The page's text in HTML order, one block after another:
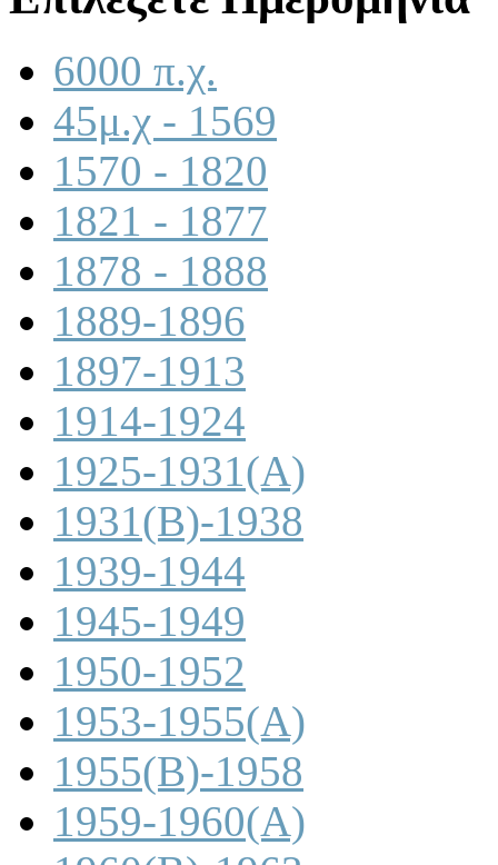
6000 π.χ.
45μ.χ - 1569
1570 - 1820
1821 - 1877
1878 - 1888
1889-1896
1897-1913
1914-1924
1925-1931(A)
1931(B)-1938
1939-1944
1945-1949
1950-1952
1953-1955(A)
1955(B)-1958
1959-1960(A)